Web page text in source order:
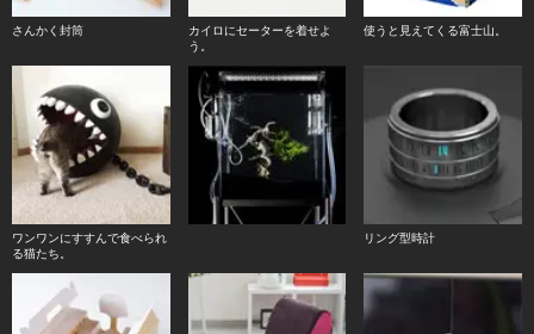
さんかく封筒
カイロにセーターを着せよ
う。
使うと見えてくる富士山。
ワンワンにすすんで食べられ
る猫たち。
リング型時計